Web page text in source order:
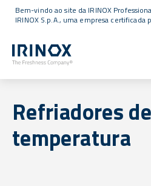
Bem-vindo ao site da IRINOX
IRINOX S.p.A., uma empresa certificada
Refriadores de
temperatura